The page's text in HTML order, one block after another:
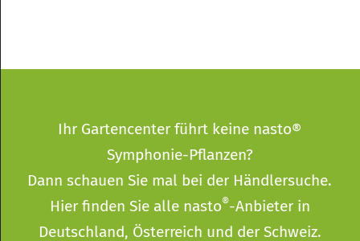
Ihr Gartencenter führt keine nasto®
Symphonie-Pflanzen?
Dann schauen Sie mal bei der Händlersuche.
Hier finden Sie alle nasto®-Anbieter in
Deutschland, Österreich und der Schweiz.